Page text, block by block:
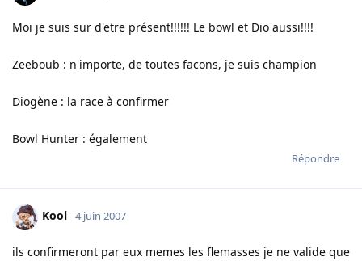
Moi je suis sur d'etre présent!!!!!! Le bowl et Dio aussi!!!!
Zeeboub : n'importe, de toutes facons, je suis champion
Diogène : la race à confirmer
Bowl Hunter : également
Répondre
Kool 4 juin 2007
ils confirmeront par eux memes les flemasses je ne valide que